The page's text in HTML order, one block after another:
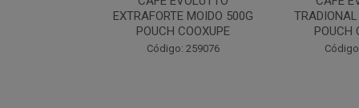
TRADIONAL MOIDO 500G
POUCH COOXUPE
Código: 259077
MOIDO